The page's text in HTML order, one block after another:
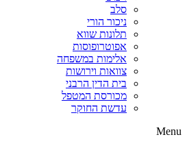
סלב
ניכור הורי
תלונות שווא
אפוטרופוסות
אלימות במשפחה
צוואות וירושות
בית הדין הרבני
מכורסת המטפל
עדשת החוקר
Menu